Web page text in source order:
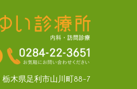
栃木県足利市山川町88-7